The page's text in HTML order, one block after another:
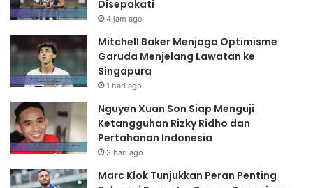
Disepakati
4 jam ago
Mitchell Baker Menjaga Optimisme
Garuda Menjelang Lawatan ke
Singapura
1 hari ago
Nguyen Xuan Son Siap Menguji
Ketangguhan Rizky Ridho dan
Pertahanan Indonesia
3 hari ago
Marc Klok Tunjukkan Peran Penting